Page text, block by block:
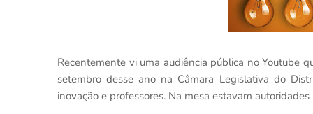
Recentemente vi uma audiência pública no Youtube
setembro desse ano na Câmara Legislativa do
inovação e professores. Na mesa estavam